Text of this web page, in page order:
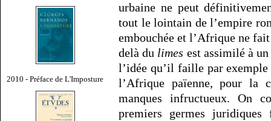
2010 - Préface de L'Imposture
urbaine ne peut
tout le lointain de l’empire
embouchée et l’Afrique ne
delà du limes est assimilé à
l’idée qu’il faille par
l’Afrique païenne, pour la
manques infructueux. On
premiers germes